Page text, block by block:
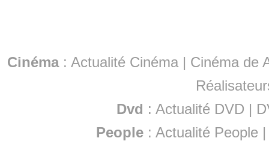
Cinéma: Actualité Cinéma | Cinéma de
Dvd : Actualité DVD |
People :Actualité People